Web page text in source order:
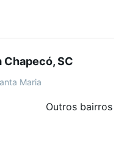
em Santa Maria,
sonho. Agende
conta com mais de
te ajudando na
SC
Maria
Outros bairros